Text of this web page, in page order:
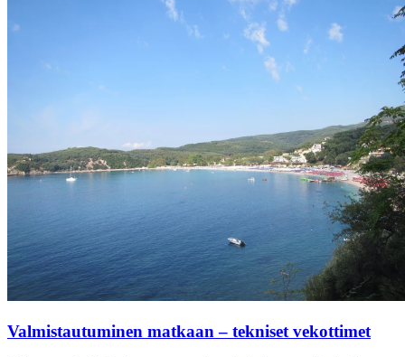
Valmistautuminen matkaan – tekniset vekottimet